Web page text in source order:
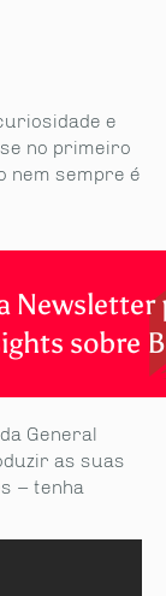
e
no primeiro
nem sempre é
Newsletter
sobre
General
as suas
– tenha